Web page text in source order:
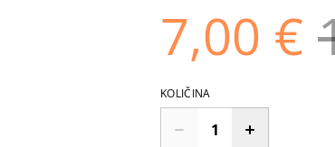
7,00 €
KOLIČINA